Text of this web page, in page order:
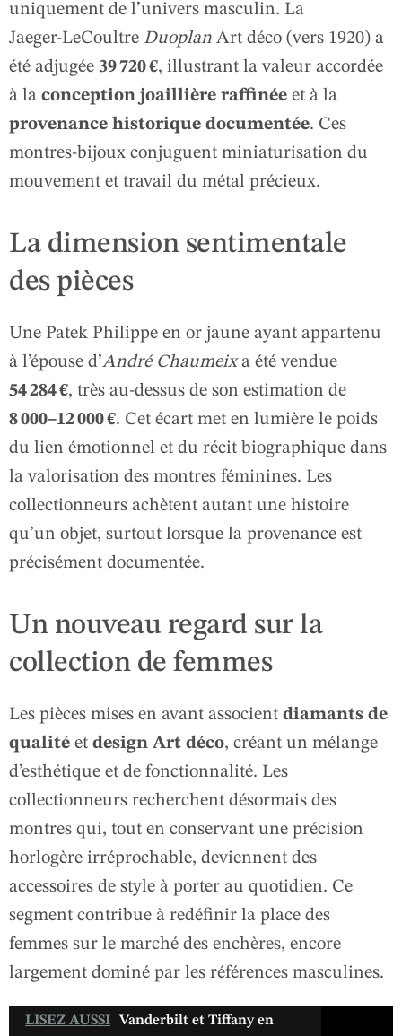
uniquement de l’univers masculin. La
Jaeger‑LeCoultre Duoplan Art déco (vers 1920) a
été adjugée 39 720 €, illustrant la valeur accordée
à la conception joaillière raffinée et à la
provenance historique documentée. Ces
montres‑bijoux conjuguent miniaturisation du
mouvement et travail du métal précieux.
La dimension sentimentale
des pièces
Une Patek Philippe en or jaune ayant appartenu
à l’épouse d’André Chaumeixa été vendue
54 284 €, très au‑dessus de son estimation de
8 000–12 000 €. Cet écart met en lumière le poids
du lien émotionnel et du récit biographique dans
la valorisation des montres féminines. Les
collectionneurs achètent autant une histoire
qu’un objet, surtout lorsque la provenance est
précisément documentée.
Un nouveau regard sur la
collection de femmes
Les pièces mises en avant associent diamants de
qualité et design Art déco, créant un mélange
d’esthétique et de fonctionnalité. Les
collectionneurs recherchent désormais des
montres qui, tout en conservant une précision
horlogère irréprochable, deviennent des
accessoires de style à porter au quotidien. Ce
segment contribue à redéfinir la place des
femmes sur le marché des enchères, encore
largement dominé par les références masculines.
LISEZ AUSSI Vanderbilt et Tiffany en